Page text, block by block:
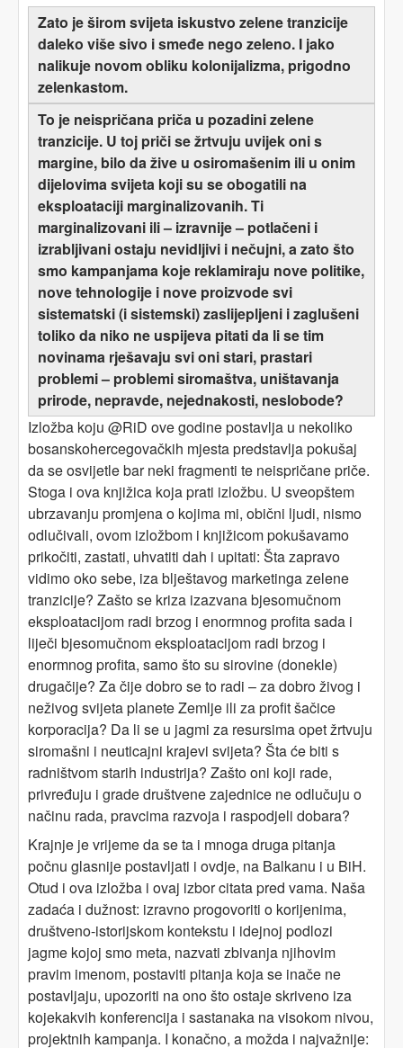
Zato je širom svijeta iskustvo zelene tranzicije
daleko više sivo i smeđe nego zeleno. I jako
nalikuje novom obliku kolonijalizma, prigodno
zelenkastom.
To je neispričana priča u pozadini zelene
tranzicije. U toj priči se žrtvuju uvijek oni s
margine, bilo da žive u osiromašenim ili u onim
dijelovima svijeta koji su se obogatili na
eksploataciji marginalizovanih. Ti
marginalizovani ili – izravnije – potlačeni i
izrabljivani ostaju nevidljivi i nečujni, a zato što
smo kampanjama koje reklamiraju nove politike,
nove tehnologije i nove proizvode svi
sistematski (i sistemski) zaslijepljeni i zaglušeni
toliko da niko ne uspijeva pitati da li se tim
novinama rješavaju svi oni stari, prastari
problemi – problemi siromaštva, uništavanja
prirode, nepravde, nejednakosti, neslobode?
Izložba koju @RiD ove godine postavlja u nekoliko
bosanskohercegovačkih mjesta predstavlja pokušaj
da se osvijetle bar neki fragmenti te neispričane priče.
Stoga i ova knjižica koja prati izložbu. U sveopštem
ubrzavanju promjena o kojima mi, obični ljudi, nismo
odlučivali, ovom izložbom i knjižicom pokušavamo
prikočiti, zastati, uhvatiti dah i upitati: Šta zapravo
vidimo oko sebe, iza blještavog marketinga zelene
tranzicije? Zašto se kriza izazvana bjesomučnom
eksploatacijom radi brzog i enormnog profita sada i
liječi bjesomučnom eksploatacijom radi brzog i
enormnog profita, samo što su sirovine (donekle)
drugačije? Za čije dobro se to radi – za dobro živog i
neživog svijeta planete Zemlje ili za profit šačice
korporacija? Da li se u jagmi za resursima opet žrtvuju
siromašni i neuticajni krajevi svijeta? Šta će biti s
radništvom starih industrija? Zašto oni koji rade,
privređuju i grade društvene zajednice ne odlučuju o
načinu rada, pravcima razvoja i raspodjeli dobara?
Krajnje je vrijeme da se ta i mnoga druga pitanja
počnu glasnije postavljati i ovdje, na Balkanu i u BiH.
Otud i ova izložba i ovaj izbor citata pred vama. Naša
zadaća i dužnost: izravno progovoriti o korijenima,
društveno-istorijskom kontekstu i idejnoj podlozi
jagme kojoj smo meta, nazvati zbivanja njihovim
pravim imenom, postaviti pitanja koja se inače ne
postavljaju, upozoriti na ono što ostaje skriveno iza
kojekakvih konferencija i sastanaka na visokom nivou,
projektnih kampanja. I konačno, a možda i najvažnije: